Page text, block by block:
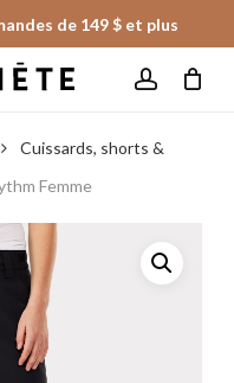
de 149 $ et plus
Fermer
le
panier
Cuissards, shorts &
Femme